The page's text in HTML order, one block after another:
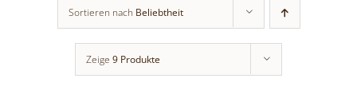
Sortieren nach Beliebtheit
Zeige 9 Produkte